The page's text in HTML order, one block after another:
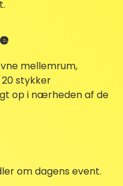
mellemrum,
stykker
op i nærheden af de
om dagens event.